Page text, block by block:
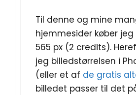
Til denne og mine
hjemmesider køber
565 px (2 credits).
jeg billedstørrelsen i
(eller et af de gratis
billedet passer til det